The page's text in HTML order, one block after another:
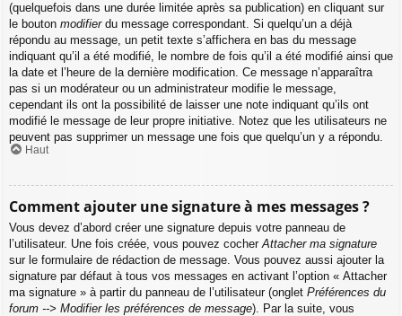
(quelquefois dans une durée limitée après sa publication) en cliquant sur
le bouton modifierdu message correspondant. Si quelqu’un a déjà
répondu au message, un petit texte s’affichera en bas du message
indiquant qu’il a été modifié, le nombre de fois qu’il a été modifié ainsi que
la date et l’heure de la dernière modification. Ce message n’apparaîtra
pas si un modérateur ou un administrateur modifie le message,
cependant ils ont la possibilité de laisser une note indiquant qu’ils ont
modifié le message de leur propre initiative. Notez que les utilisateurs ne
peuvent pas supprimer un message une fois que quelqu’un y a répondu.
Haut
Comment ajouter une signature à mes messages ?
Vous devez d’abord créer une signature depuis votre panneau de
l’utilisateur. Une fois créée, vous pouvez cocher Attacher ma signature
sur le formulaire de rédaction de message. Vous pouvez aussi ajouter la
signature par défaut à tous vos messages en activant l’option « Attacher
ma signature » à partir du panneau de l’utilisateur (onglet Préférences du
forum --> Modifier les préférences de message). Par la suite, vous